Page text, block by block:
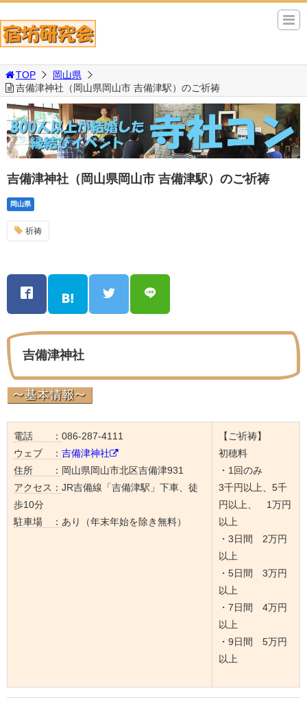
TOP
岡山県
吉備津神社（岡山県岡山市 吉備津駅）のご祈祷
吉備津神社（岡山県岡山市 吉備津駅）のご祈祷
岡山県
祈祷
吉備津神社
電話 ： 086-287-4111
ウェブ ： 吉備津神社
住所 ： 岡山県岡山市北区吉備津931
アクセス： JR吉備線「吉備津駅」下車、徒
歩10分
駐車場 ： あり（年末年始を除き無料）
【ご祈祷】
初穂料
・1回のみ
3千円以上、5千
円以上、 1万円
以上
・3日間 2万円
以上
・5日間 3万円
以上
・7日間 4万円
以上
・9日間 5万円
以上